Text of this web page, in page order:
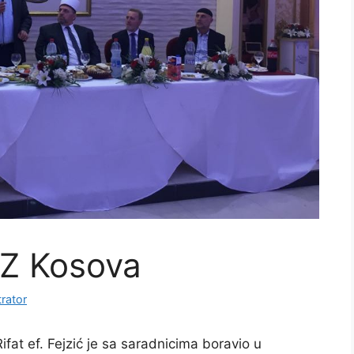
Kosova
ef. Fejzić je sa saradnicima boravio u